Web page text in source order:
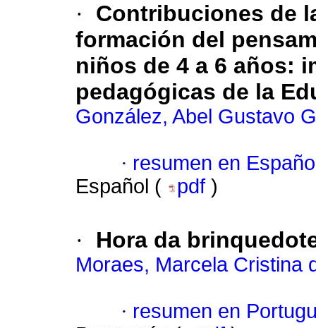
·
Contribuciones de
formación del
niños de 4 a 6 años:
pedagógicas de la
González, Abel Gustavo
· resumen en
Español (
pdf )
· Hora da
Moraes, Marcela Cristina
· resumen en